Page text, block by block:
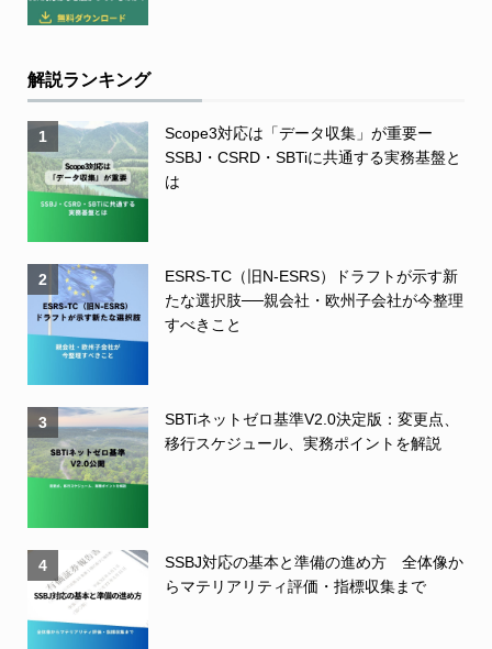
解説ランキング
1
Scope3対応は「データ収集」が重要ー
SSBJ・CSRD・SBTiに共通する実務基盤と
は
2
ESRS-TC（旧N-ESRS）ドラフトが示す新
たな選択肢──親会社・欧州子会社が今整理
すべきこと
3
SBTiネットゼロ基準V2.0決定版：変更点、
移行スケジュール、実務ポイントを解説
4
SSBJ対応の基本と準備の進め方 全体像か
らマテリアリティ評価・指標収集まで